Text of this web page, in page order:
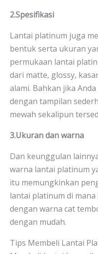
2.Spesifikasi
Lantai platinum juga
bentuk serta ukuran
permukaan lantai
dari matte, glossy,
alami. Bahkan jika
dengan tampilan
mewah sekalipun
3.Ukuran dan warna
Dan keunggulan
warna lantai platinum
itu memungkinkan
lantai platinum di
dengan warna cat
dengan mudah.
Tips Membeli Lantai